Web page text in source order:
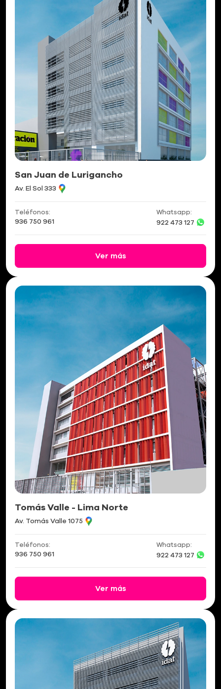
San Juan de Lurigancho
Av. El Sol 333
Teléfonos:
936 750 961
Whatsapp:
922 473 127
Ver más
Tomás Valle - Lima Norte
Av. Tomás Valle 1075
Teléfonos:
936 750 961
Whatsapp:
922 473 127
Ver más